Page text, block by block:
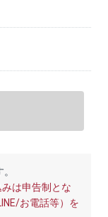
は申告制とな
お電話等）を